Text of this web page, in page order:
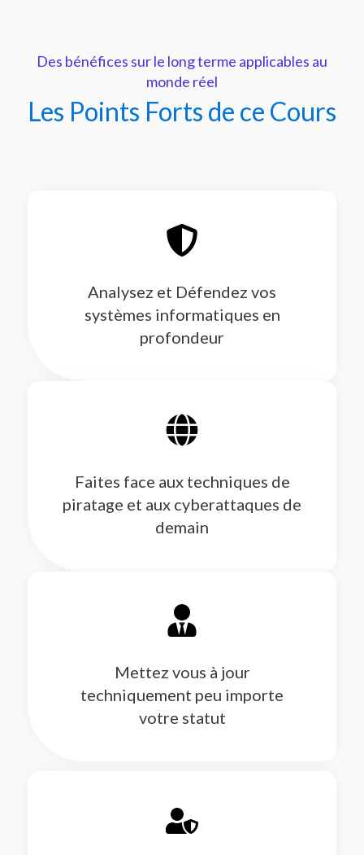
Des bénéfices sur le long terme applicables au
monde réel
Les Points Forts de ce Cours
Analysez et Défendez vos
systèmes informatiques en
profondeur
Faites face aux techniques de
piratage et aux cyberattaques de
demain
Mettez vous à jour
techniquement peu importe
votre statut